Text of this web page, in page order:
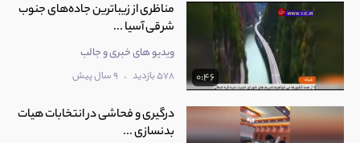
0:46
مناظری از زیباترین جاده‌های جنوب
شرقی آسیا ...
ویدیو های خبری و جالب
578 بازدید . 9 سال پیش
درگیری و فحاشی در انتخابات هیات
بدنسازی ...